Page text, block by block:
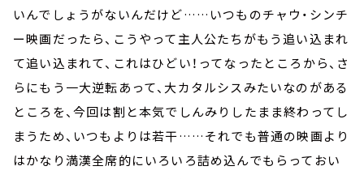
いんでしょうがないんだけど……いつものチャウ・シンチ
ー映画だったら、こうやって主人公たちがもう追い込まれ
て追い込まれて、これはひどい！ってなったところから、さ
らにもう一大逆転あって、大カタルシスみたいなのがある
ところを、今回は割と本気でしんみりしたまま終わってし
まうため、いつもよりは若干……それでも普通の映画より
はかなり満漢全席的にいろいろ詰め込んでもらっておい